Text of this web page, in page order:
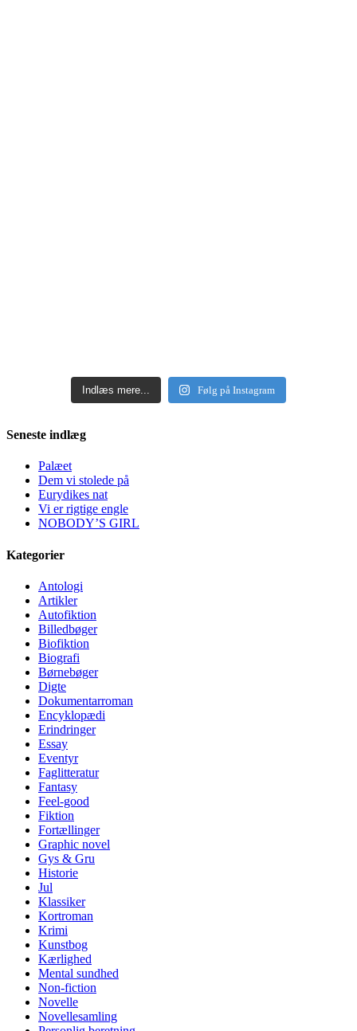
Indlæs mere... Følg på Instagram
Seneste indlæg
Palæet
Dem vi stolede på
Eurydikes nat
Vi er rigtige engle
NOBODY’S GIRL
Kategorier
Antologi
Artikler
Autofiktion
Billedbøger
Biofiktion
Biografi
Børnebøger
Digte
Dokumentarroman
Encyklopædi
Erindringer
Essay
Eventyr
Faglitteratur
Fantasy
Feel-good
Fiktion
Fortællinger
Graphic novel
Gys & Gru
Historie
Jul
Klassiker
Kortroman
Krimi
Kunstbog
Kærlighed
Mental sundhed
Non-fiction
Novelle
Novellesamling